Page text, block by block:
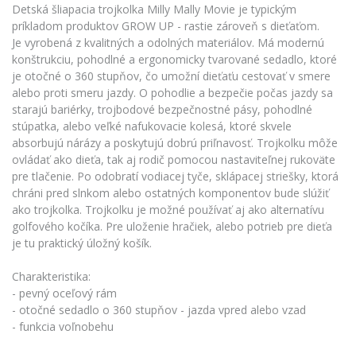
Detská šliapacia trojkolka Milly Mally Movie je typickým
príkladom produktov GROW UP - rastie zároveň s dieťaťom.
Je vyrobená z kvalitných a odolných materiálov. Má modernú
konštrukciu, pohodlné a ergonomicky tvarované sedadlo, ktoré
je otočné o 360 stupňov, čo umožní dieťaťu cestovať v smere
alebo proti smeru jazdy. O pohodlie a bezpečie počas jazdy sa
starajú bariérky, trojbodové bezpečnostné pásy, pohodlné
stúpatka, alebo veľké nafukovacie kolesá, ktoré skvele
absorbujú nárázy a poskytujú dobrú priľnavosť. Trojkolku môže
ovládať ako dieťa, tak aj rodič pomocou nastaviteľnej rukoväte
pre tlačenie. Po odobratí vodiacej tyče, sklápacej striešky, ktorá
chráni pred slnkom alebo ostatných komponentov bude slúžiť
ako trojkolka. Trojkolku je možné používať aj ako alternatívu
golfového kočíka. Pre uloženie hračiek, alebo potrieb pre dieťa
je tu praktický úložný košík.
Charakteristika:
- pevný oceľový rám
- otočné sedadlo o 360 stupňov - jazda vpred alebo vzad
- funkcia voľnobehu